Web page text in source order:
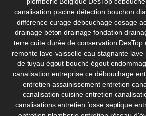
plomberie Belgique DesTop
canalisation piscine détection bouchon
différence curage débouchage dosage
drainage béton drainage fondation
terre cuite durée de conservation DesTop
remonte lave-vaisselle eau stagnante
de tuyau égout bouché égout
canalisation entreprise de débouchage
entretien assainissement entretien
canalisation cuisine entretien
canalisations entretien fosse septique